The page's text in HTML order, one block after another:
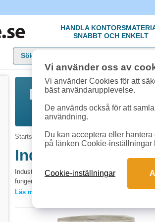
HANDLA
SNABBT OCH ENKELT
Startsida »Städ, Hygien»Industritork
Industritork
Industritork är en produkt som vi finner på de
fungera som allt-i-allo-avtorkning för olika delar
välsorterat utbud av industritork för olika
Tänk på detta när du väljer
Läs mer »
Vi använder oss av
Vi använder Cookies för att
bäst användarupplevelse.
De används också för att
användning.
Du kan acceptera eller
på länken Cookie-inställningar
Cookie-inställningar